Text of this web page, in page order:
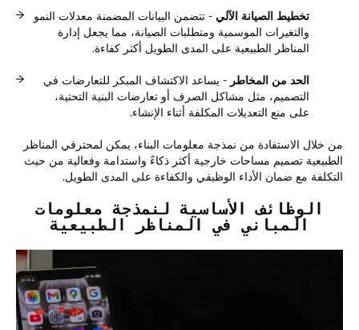
تخطيط الصيانة الآلي - تتضمن البيانات المضمنة معدلات النمو
والتغيرات الموسمية ومتطلبات الصيانة، مما يجعل إدارة
المناظر الطبيعية على المدى الطويل أكثر كفاءة.
الحد من المخاطر - يساعد الاكتشاف المبكر للتعارضات في
التصميم، مثل مشاكل الصرف أو تعارضات البنية التحتية،
على منع التعديلات المكلفة أثناء الإنشاء.
من خلال الاستفادة من نمذجة معلومات البناء، يمكن لمحترفي المناظر
الطبيعية تصميم مساحات خارجية أكثر ذكاءً واستدامة وفعالية من حيث
التكلفة مع ضمان الأداء الوظيفي والكفاءة على المدى الطويل.
الوظائف الأساسية لنمذجة معلومات
المباني في المناظر الطبيعية